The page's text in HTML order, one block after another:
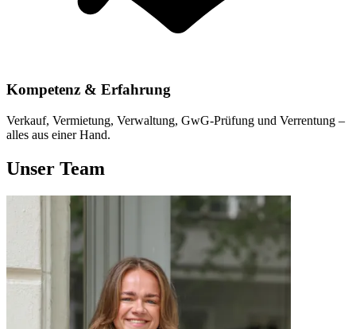
Kompetenz & Erfahrung
Verkauf, Vermietung, Verwaltung, GwG-Prüfung und Verrentung –
alles aus einer Hand.
Unser Team